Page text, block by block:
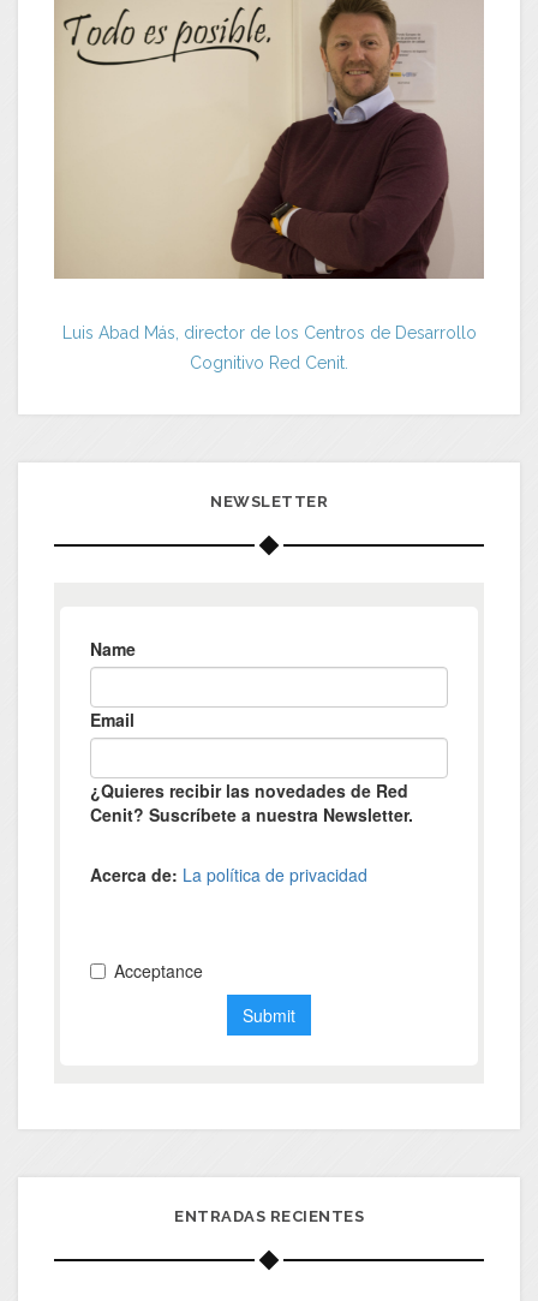
Luis Abad Más, director de los Centros de Desarrollo
Cognitivo Red Cenit.
NEWSLETTER
ENTRADAS RECIENTES